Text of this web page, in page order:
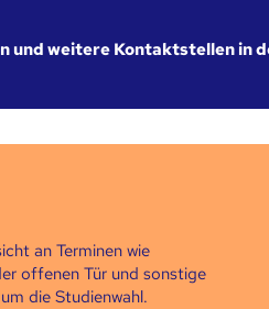
und weitere Kontaktstellen in
an Terminen wie
offenen Tür und sonstige
die Studienwahl.